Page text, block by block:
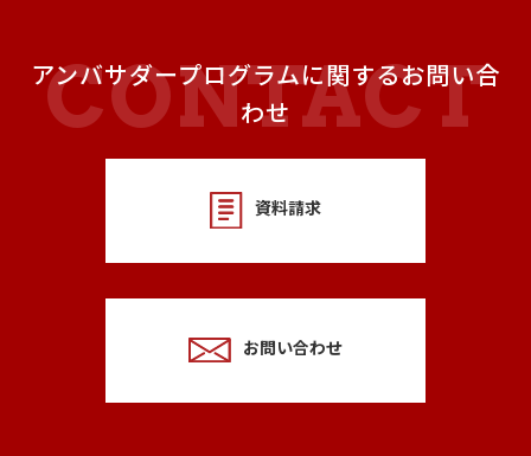
アンバサダープログラムに関するお問い合
わせ
資料請求
お問い合わせ